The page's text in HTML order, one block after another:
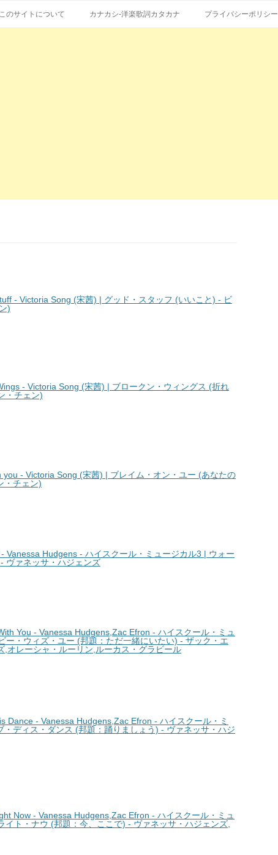
和訳、英語の意味、読み方
ン
ン
このサイトについて カナカシ-洋楽歌詞カタカナ プライバシーポリシー
- Victoria Song (宋茜) | グッド・スタッフ (いいこと) - ビ
)
- Victoria Song (宋茜) | ブロークン・ウィングス (折れ
・チェン)
you - Victoria Song (宋茜) | ブレイム・オン・ユー (あなたの
・チェン)
- Vanessa Hudgens - ハイスクール・ミュージカル3 | ウォー
ヴァネッサ・ハジェンズ
You - Vanessa Hudgens,Zac Efron - ハイスクール・ミュ
ー・ウィズ・ユー (邦題：ただ一緒にいたい) - ザック・エ
,オレーシャ・ルーリン,ルーカス・グラビール
Dance - Vanessa Hudgens,Zac Efron - ハイスクール・ミ
・ディス・ダンス (邦題：踊りましょう) - ヴァネッサ・ハジ
Now - Vanessa Hudgens,Zac Efron - ハイスクール・ミュ
イト・ナウ (邦題：今、ここで) - ヴァネッサ・ハジェンズ,